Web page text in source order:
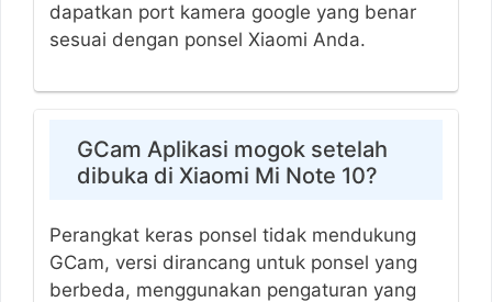
dapatkan port kamera google yang benar
sesuai dengan ponsel Xiaomi Anda.
GCam Aplikasi mogok setelah
dibuka di Xiaomi Mi Note 10?
Perangkat keras ponsel tidak mendukung
GCam, versi dirancang untuk ponsel yang
berbeda, menggunakan pengaturan yang